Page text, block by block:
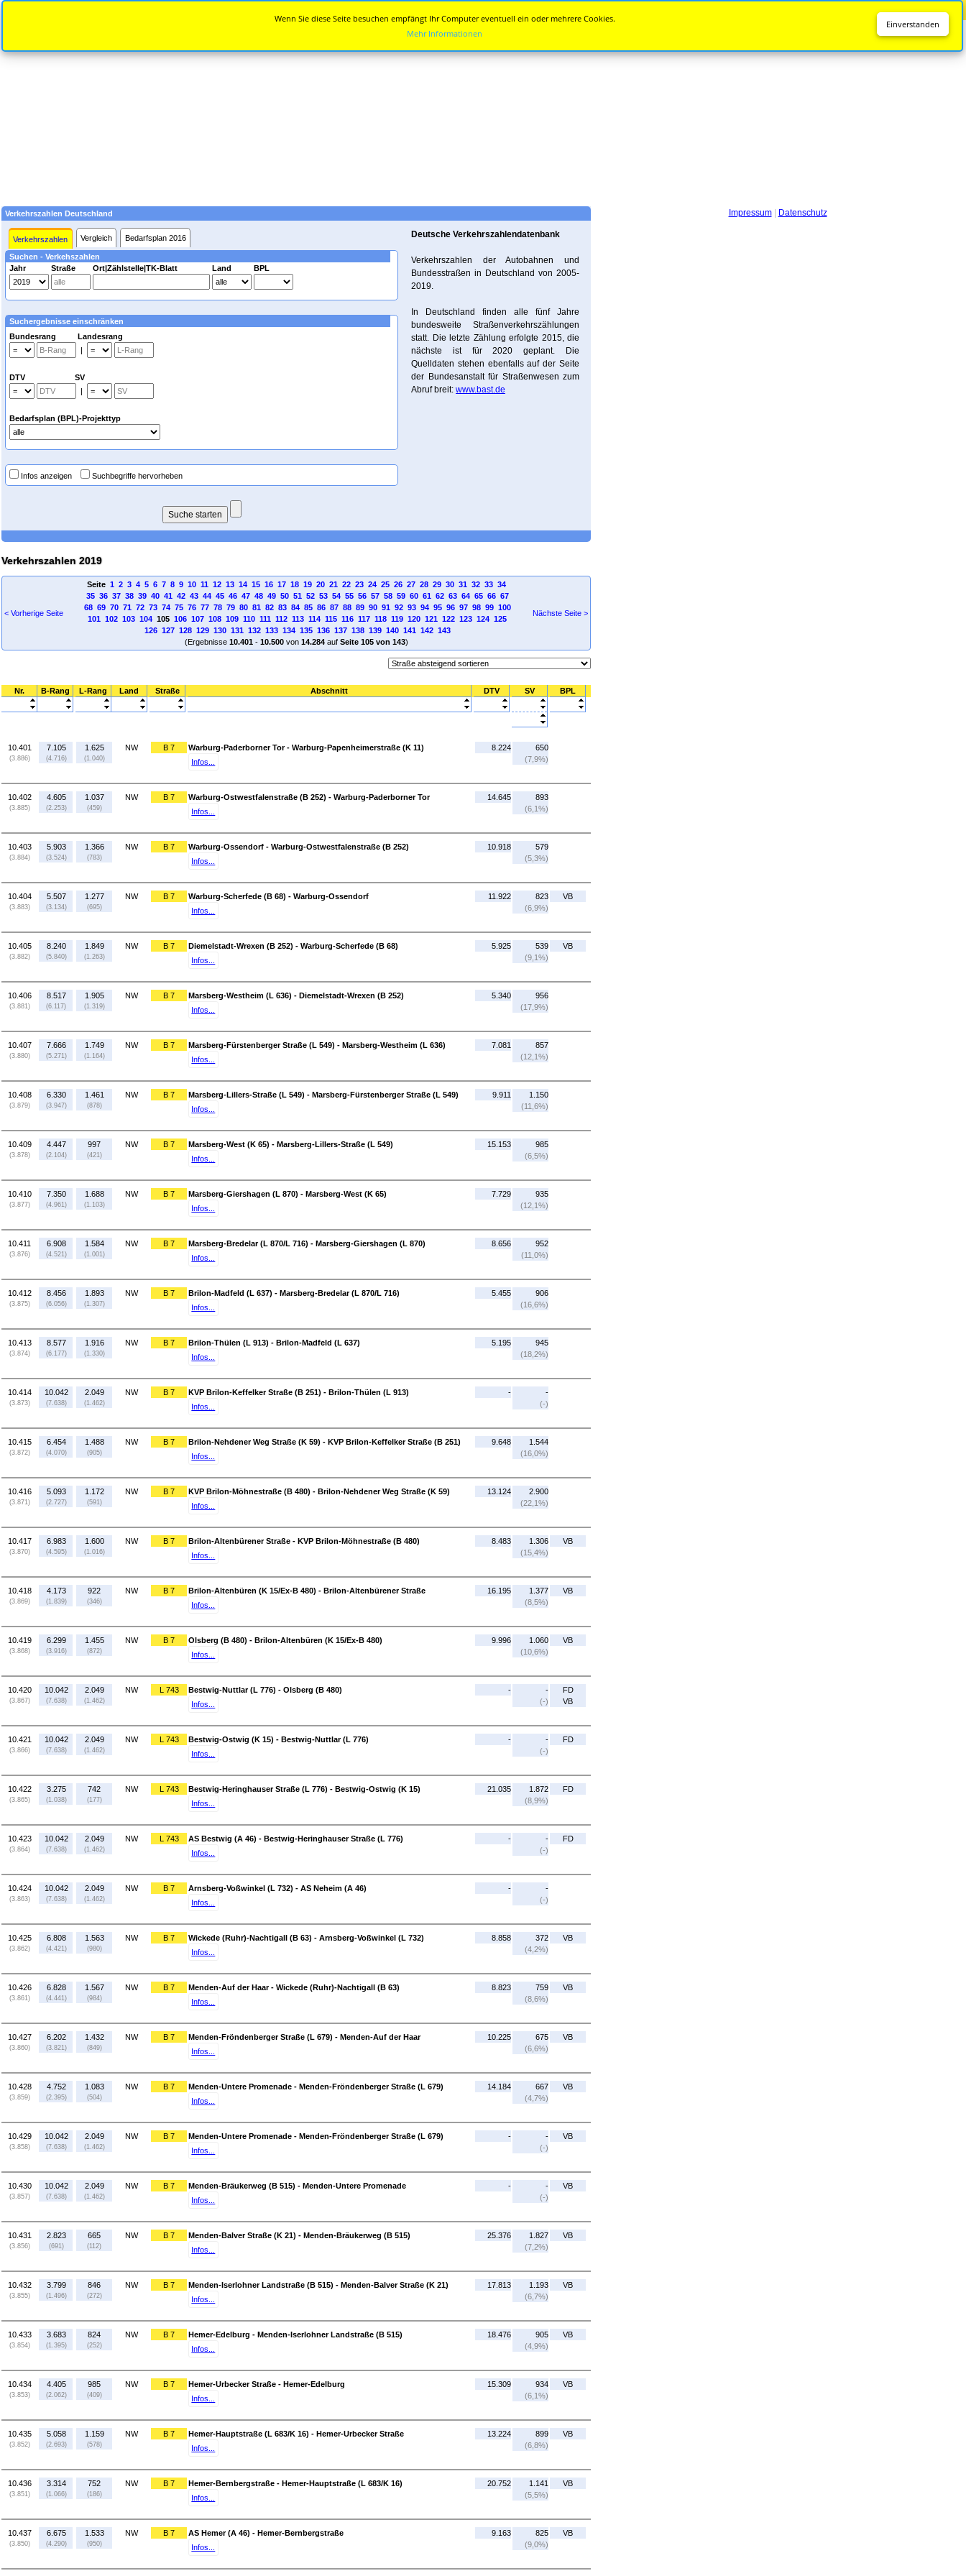
Verkehrszahlen Deutschland
Verkehrszahlen Vergleich Bedarfsplan 2016
Suchen - Verkehszahlen
Jahr
Straße Ort|Zählstelle|TK-Blatt Land BPL
Suchergebnisse einschränken
Bundesrang Landesrang
|
DTV SV
|
Bedarfsplan (BPL)-Projekttyp
Infos anzeigen Suchbegriffe hervorheben
Deutsche Verkehrszahlendatenbank
Verkehrszahlen der Autobahnen und
Bundesstraßen in Deutschland von 2005-
2019.
In Deutschland finden alle fünf Jahre
bundesweite Straßenverkehrszählungen
statt. Die letzte Zählung erfolgte 2015, die
nächste ist für 2020 geplant. Die
Quelldaten stehen ebenfalls auf der Seite
der Bundesanstalt für Straßenwesen zum
Abruf breit: www.bast.de
Verkehrszahlen 2019
< Vorherige Seite
Seite 1 2 3 4 5 6 7 8 9 10 11 12 13 14 15 16 17 18 19 20 21 22 23 24 25 26 27 28 29 30 31 32 33 34
35 36 37 38 39 40 41 42 43 44 45 46 47 48 49 50 51 52 53 54 55 56 57 58 59 60 61 62 63 64 65 66 67
68 69 70 71 72 73 74 75 76 77 78 79 80 81 82 83 84 85 86 87 88 89 90 91 92 93 94 95 96 97 98 99 100
101 102 103 104 105 106 107 108 109 110 111 112 113 114 115 116 117 118 119 120 121 122 123 124 125
126 127 128 129 130 131 132 133 134 135 136 137 138 139 140 141 142 143
(Ergebnisse 10.401- 10.500von 14.284auf Seite 105 von 143)
Nächste Seite >
Nr. B-Rang L-Rang Land Straße Abschnitt DTV SV BPL
10.401
(3.886)
7.105
(4.716)
1.625
(1.040)
NW B 7
Warburg-Paderborner Tor - Warburg-Papenheimerstraße (K 11)
Infos...
8.224
650
(7,9%)
10.402
(3.885)
4.605
(2.253)
1.037
(459)
NW B 7
Warburg-Ostwestfalenstraße (B 252) - Warburg-Paderborner Tor
Infos...
14.645
893
(6,1%)
10.403
(3.884)
5.903
(3.524)
1.366
(783)
NW B 7
Warburg-Ossendorf - Warburg-Ostwestfalenstraße (B 252)
Infos...
10.918
579
(5,3%)
10.404
(3.883)
5.507
(3.134)
1.277
(695)
NW B 7
Warburg-Scherfede (B 68) - Warburg-Ossendorf
Infos...
11.922
823
(6,9%)
VB
10.405
(3.882)
8.240
(5.840)
1.849
(1.263)
NW B 7
Diemelstadt-Wrexen (B 252) - Warburg-Scherfede (B 68)
Infos...
5.925
539
(9,1%)
VB
10.406
(3.881)
8.517
(6.117)
1.905
(1.319)
NW B 7
Marsberg-Westheim (L 636) - Diemelstadt-Wrexen (B 252)
Infos...
5.340
956
(17,9%)
10.407
(3.880)
7.666
(5.271)
1.749
(1.164)
NW B 7
Marsberg-Fürstenberger Straße (L 549) - Marsberg-Westheim (L 636)
Infos...
7.081
857
(12,1%)
10.408
(3.879)
6.330
(3.947)
1.461
(878)
NW B 7
Marsberg-Lillers-Straße (L 549) - Marsberg-Fürstenberger Straße (L 549)
Infos...
9.911
1.150
(11,6%)
10.409
(3.878)
4.447
(2.104)
997
(421)
NW B 7
Marsberg-West (K 65) - Marsberg-Lillers-Straße (L 549)
Infos...
15.153
985
(6,5%)
10.410
(3.877)
7.350
(4.961)
1.688
(1.103)
NW B 7
Marsberg-Giershagen (L 870) - Marsberg-West (K 65)
Infos...
7.729
935
(12,1%)
10.411
(3.876)
6.908
(4.521)
1.584
(1.001)
NW B 7
Marsberg-Bredelar (L 870/L 716) - Marsberg-Giershagen (L 870)
Infos...
8.656
952
(11,0%)
10.412
(3.875)
8.456
(6.056)
1.893
(1.307)
NW B 7
Brilon-Madfeld (L 637) - Marsberg-Bredelar (L 870/L 716)
Infos...
5.455
906
(16,6%)
10.413
(3.874)
8.577
(6.177)
1.916
(1.330)
NW B 7
Brilon-Thülen (L 913) - Brilon-Madfeld (L 637)
Infos...
5.195
945
(18,2%)
10.414
(3.873)
10.042
(7.638)
2.049
(1.462)
NW B 7
KVP Brilon-Keffelker Straße (B 251) - Brilon-Thülen (L 913)
Infos...
-
-
(-)
10.415
(3.872)
6.454
(4.070)
1.488
(905)
NW B 7
Brilon-Nehdener Weg Straße (K 59) - KVP Brilon-Keffelker Straße (B 251)
Infos...
9.648
1.544
(16,0%)
10.416
(3.871)
5.093
(2.727)
1.172
(591)
NW B 7
KVP Brilon-Möhnestraße (B 480) - Brilon-Nehdener Weg Straße (K 59)
Infos...
13.124
2.900
(22,1%)
10.417
(3.870)
6.983
(4.595)
1.600
(1.016)
NW B 7
Brilon-Altenbürener Straße - KVP Brilon-Möhnestraße (B 480)
Infos...
8.483
1.306
(15,4%)
VB
10.418
(3.869)
4.173
(1.839)
922
(346)
NW B 7
Brilon-Altenbüren (K 15/Ex-B 480) - Brilon-Altenbürener Straße
Infos...
16.195
1.377
(8,5%)
VB
10.419
(3.868)
6.299
(3.916)
1.455
(872)
NW B 7
Olsberg (B 480) - Brilon-Altenbüren (K 15/Ex-B 480)
Infos...
9.996
1.060
(10,6%)
VB
10.420
(3.867)
10.042
(7.638)
2.049
(1.462)
NW L 743
Bestwig-Nuttlar (L 776) - Olsberg (B 480)
Infos...
-
-
(-)
FD
VB
10.421
(3.866)
10.042
(7.638)
2.049
(1.462)
NW L 743
Bestwig-Ostwig (K 15) - Bestwig-Nuttlar (L 776)
Infos...
-
-
(-)
FD
10.422
(3.865)
3.275
(1.038)
742
(177)
NW L 743
Bestwig-Heringhauser Straße (L 776) - Bestwig-Ostwig (K 15)
Infos...
21.035
1.872
(8,9%)
FD
10.423
(3.864)
10.042
(7.638)
2.049
(1.462)
NW L 743
AS Bestwig (A 46) - Bestwig-Heringhauser Straße (L 776)
Infos...
-
-
(-)
FD
10.424
(3.863)
10.042
(7.638)
2.049
(1.462)
NW B 7
Arnsberg-Voßwinkel (L 732) - AS Neheim (A 46)
Infos...
-
-
(-)
10.425
(3.862)
6.808
(4.421)
1.563
(980)
NW B 7
Wickede (Ruhr)-Nachtigall (B 63) - Arnsberg-Voßwinkel (L 732)
Infos...
8.858
372
(4,2%)
VB
10.426
(3.861)
6.828
(4.441)
1.567
(984)
NW B 7
Menden-Auf der Haar - Wickede (Ruhr)-Nachtigall (B 63)
Infos...
8.823
759
(8,6%)
VB
10.427
(3.860)
6.202
(3.821)
1.432
(849)
NW B 7
Menden-Fröndenberger Straße (L 679) - Menden-Auf der Haar
Infos...
10.225
675
(6,6%)
VB
10.428
(3.859)
4.752
(2.395)
1.083
(504)
NW B 7
Menden-Untere Promenade - Menden-Fröndenberger Straße (L 679)
Infos...
14.184
667
(4,7%)
VB
10.429
(3.858)
10.042
(7.638)
2.049
(1.462)
NW B 7
Menden-Untere Promenade - Menden-Fröndenberger Straße (L 679)
Infos...
-
-
(-)
VB
10.430
(3.857)
10.042
(7.638)
2.049
(1.462)
NW B 7
Menden-Bräukerweg (B 515) - Menden-Untere Promenade
Infos...
-
-
(-)
VB
10.431
(3.856)
2.823
(691)
665
(112)
NW B 7
Menden-Balver Straße (K 21) - Menden-Bräukerweg (B 515)
Infos...
25.376
1.827
(7,2%)
VB
10.432
(3.855)
3.799
(1.496)
846
(272)
NW B 7
Menden-Iserlohner Landstraße (B 515) - Menden-Balver Straße (K 21)
Infos...
17.813
1.193
(6,7%)
VB
10.433
(3.854)
3.683
(1.395)
824
(252)
NW B 7
Hemer-Edelburg - Menden-Iserlohner Landstraße (B 515)
Infos...
18.476
905
(4,9%)
VB
10.434
(3.853)
4.405
(2.062)
985
(409)
NW B 7
Hemer-Urbecker Straße - Hemer-Edelburg
Infos...
15.309
934
(6,1%)
VB
10.435
(3.852)
5.058
(2.693)
1.159
(578)
NW B 7
Hemer-Hauptstraße (L 683/K 16) - Hemer-Urbecker Straße
Infos...
13.224
899
(6,8%)
VB
10.436
(3.851)
3.314
(1.066)
752
(186)
NW B 7
Hemer-Bernbergstraße - Hemer-Hauptstraße (L 683/K 16)
Infos...
20.752
1.141
(5,5%)
VB
10.437
(3.850)
6.675
(4.290)
1.533
(950)
NW B 7
AS Hemer (A 46) - Hemer-Bernbergstraße
Infos...
9.163
825
(9,0%)
VB
Impressum| Datenschutz
Einverstanden
Wenn Sie diese Seite besuchen empfängt Ihr Computer eventuell ein oder mehrere Cookies.
Mehr Informationen